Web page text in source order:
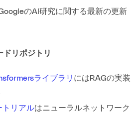
のAI研究に関する最新の更新
ドリポジトリ
ライブラリ にはRAGの実装
トリアルはニューラルネットワーク